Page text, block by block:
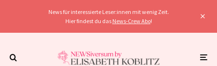
News für interessierte Leser:innen mit wenig Zeit.
Hier findest du das News-Crew Abo!